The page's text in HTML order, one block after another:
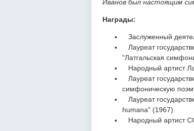
Иванов был настоящим
Награды:
Заслуженный
Лауреат
"Латгальская
Народный артист
Лауреат
симфоническую
Лауреат
humana" (1967).
Народный артист